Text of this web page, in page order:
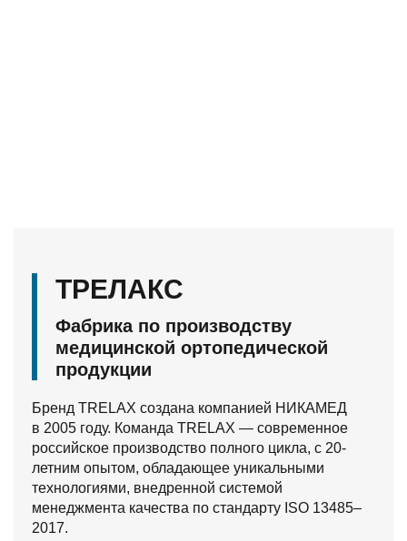
ТРЕЛАКС
Фабрика по производству
медицинской ортопедической
продукции
Бренд TRELAX создана компанией НИКАМЕД
в 2005 году. Команда TRELAX — современное
российское производство полного цикла, с 20-
летним опытом, обладающее уникальными
технологиями, внедренной системой
менеджмента качества по стандарту ISO 13485–
2017.